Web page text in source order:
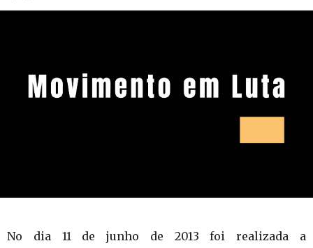
No dia 11 de junho de 2013 foi realizada a